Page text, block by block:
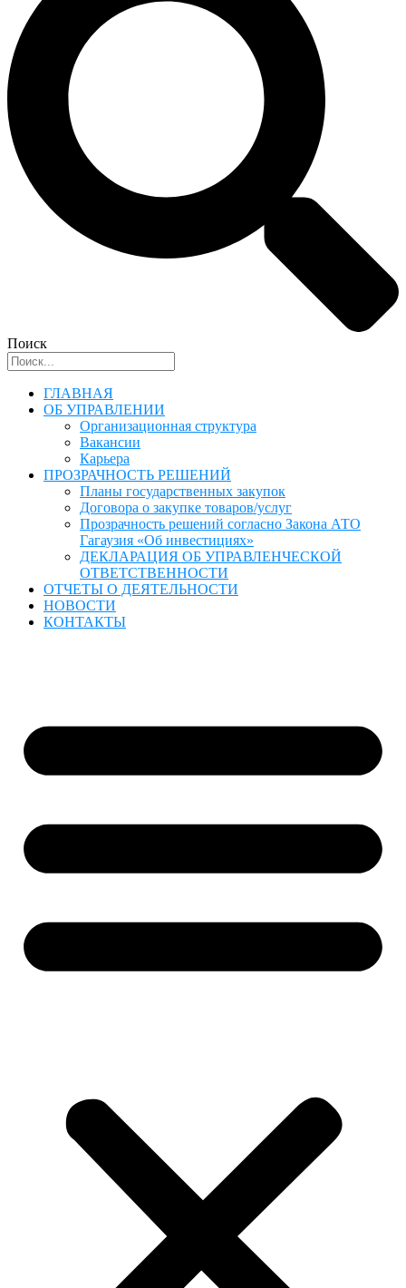
Поиск
ГЛАВНАЯ
ОБ УПРАВЛЕНИИ
Организационная структура
Вакансии
Карьера
ПРОЗРАЧНОСТЬ РЕШЕНИЙ
Планы государственных закупок
Договора о закупке товаров/услуг
Прозрачность решений согласно Закона АТО
Гагаузия «Об инвестициях»
ДЕКЛАРАЦИЯ ОБ УПРАВЛЕНЧЕСКОЙ
ОТВЕТСТВЕННОСТИ
ОТЧЕТЫ О ДЕЯТЕЛЬНОСТИ
НОВОСТИ
КОНТАКТЫ